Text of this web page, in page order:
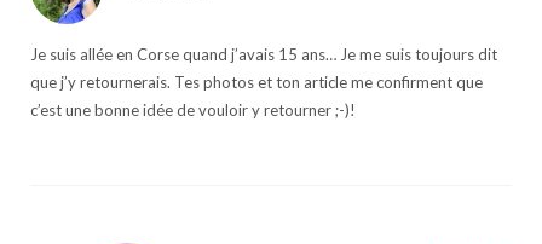
Je suis allée en Corse quand j’avais 15 ans… Je me suis toujours dit
que j’y retournerais. Tes photos et ton article me confirment que
c’est une bonne idée de vouloir y retourner ;-)!